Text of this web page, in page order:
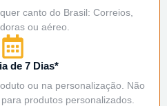
canto do Brasil: Correios,
ou aéreo.
de 7 Dias*
ou na personalização. Não
produtos personalizados.